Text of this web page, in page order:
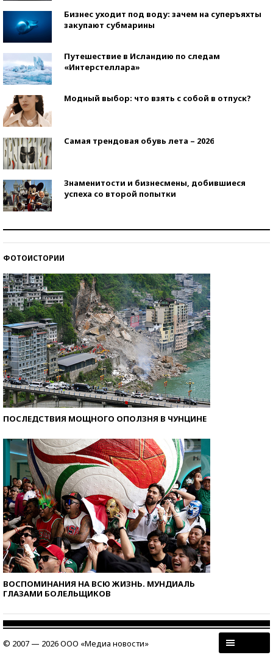
Бизнес уходит под воду: зачем на суперъяхты
закупают субмарины
Путешествие в Исландию по следам
«Интерстеллара»
Модный выбор: что взять с собой в отпуск?
Самая трендовая обувь лета – 2026
Знаменитости и бизнесмены, добившиеся
успеха со второй попытки
ФОТОИСТОРИИ
ПОСЛЕДСТВИЯ МОЩНОГО ОПОЛЗНЯ В ЧУНЦИНЕ
ВОСПОМИНАНИЯ НА ВСЮ ЖИЗНЬ. МУНДИАЛЬ
ГЛАЗАМИ БОЛЕЛЬЩИКОВ
© 2007 — 2026 ООО «Медиа новости»